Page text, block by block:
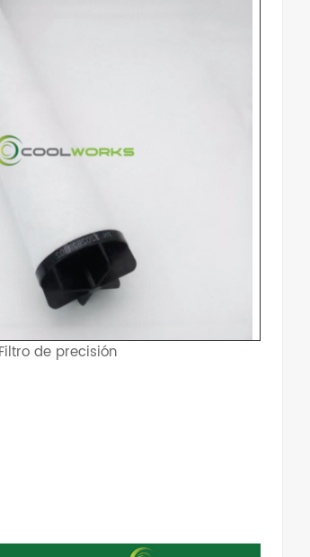
de precisión